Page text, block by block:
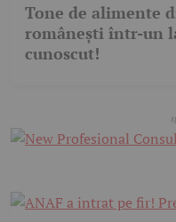
Tone de alimente
românești într-un
cunoscut!